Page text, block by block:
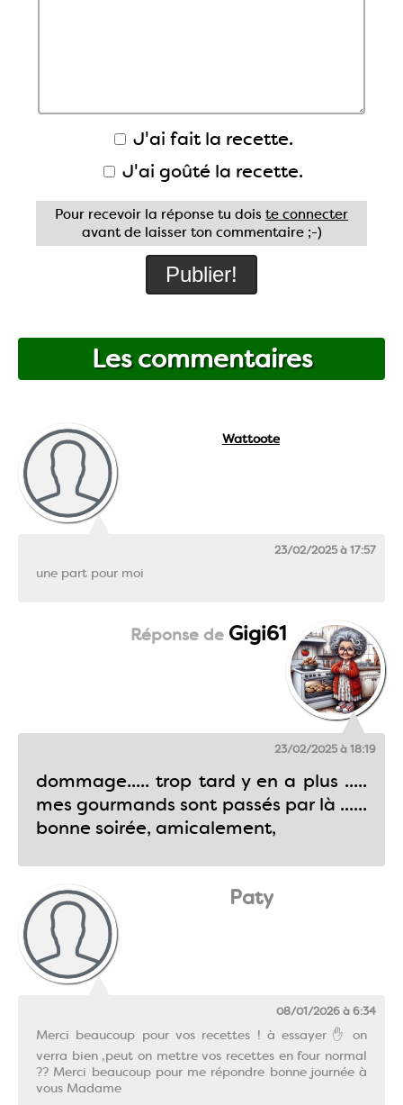
J'ai fait la recette.
J'ai goûté la recette.
Pour recevoir la réponse tu dois te connecter
avant de laisser ton commentaire ;-)
Les commentaires
Wattoote
23/02/2025 à 17:57
une part pour moi
Gigi61
23/02/2025 à 18:19
dommage..... trop tard y en a plus .....
mes gourmands sont passés par là ......
bonne soirée, amicalement,
Paty
08/01/2026 à 6:34
Merci beaucoup pour vos recettes ! à essayer ✋ on
verra bien ,peut on mettre vos recettes en four normal
?? Merci beaucoup pour me répondre bonne journée à
vous Madame